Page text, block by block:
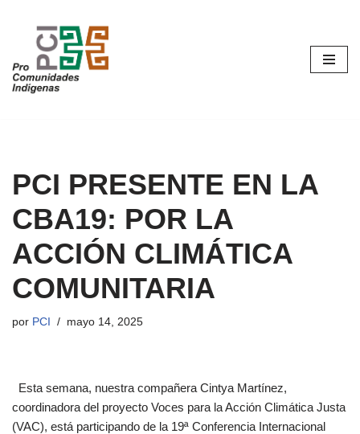
Saltar
al
contenido
PCI PRESENTE EN LA
CBA19: POR LA
ACCIÓN CLIMÁTICA
COMUNITARIA
por PCI mayo 14, 2025
Esta semana, nuestra compañera Cintya Martínez,
coordinadora del proyecto Voces para la Acción Climática Justa
(VAC), está participando de la 19ª Conferencia Internacional